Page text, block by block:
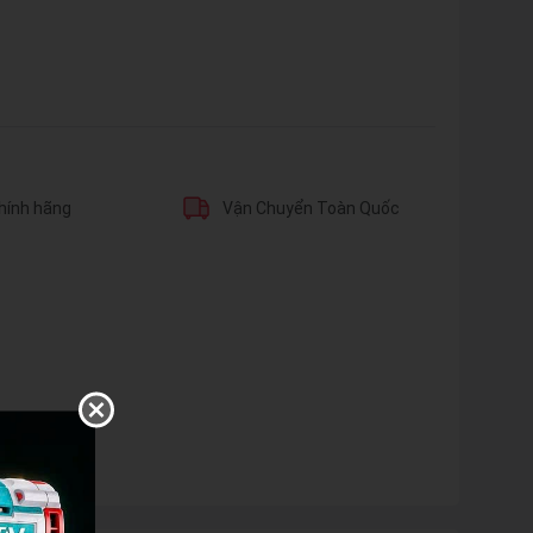
hãng Vận Chuyển Toàn Quốc